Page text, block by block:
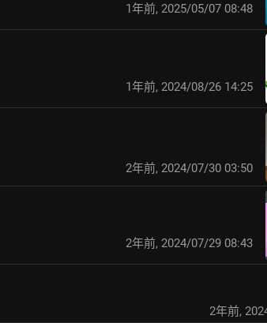
1年前, 2025/05/07 08:48
1年前, 2024/08/26 14:25
2年前, 2024/07/30 03:50
2年前, 2024/07/29 08:43
2年前,